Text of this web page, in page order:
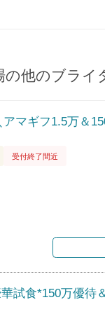
の他のブライ
マギフ1.5万＆
受付終了間近
試食*150万優待